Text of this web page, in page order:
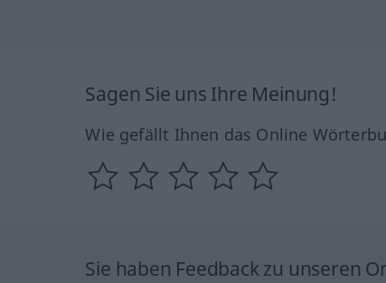
Sagen Sie uns Ihre Meinung!
Wie gefällt Ihnen das Online
Sie haben Feedback zu unseren